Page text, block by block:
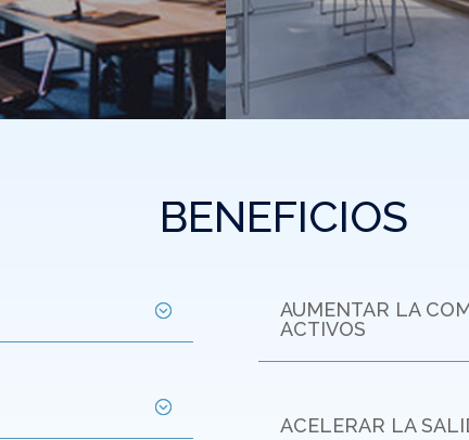
BENEFICIOS
AUMENTAR LA
ACTIVOS
ACELERAR LA